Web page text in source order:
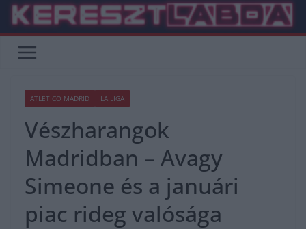
Skip
content
ATLETICO MADRID LA LIGA
Vészharangok
Madridban – Avagy
Simeone és a januári
piac rideg valósága